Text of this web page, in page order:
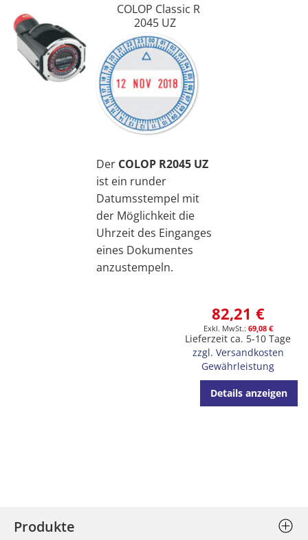
COLOP Classic R
2045 UZ
Der COLOP R2045 UZ
ist ein runder
Datumsstempel mit
der Möglichkeit die
Uhrzeit des Einganges
eines Dokumentes
anzustempeln.
82,21 €
69,08 €
Lieferzeit ca. 5-10 Tage
zzgl. Versandkosten
Gewährleistung
Details anzeigen
Produkte